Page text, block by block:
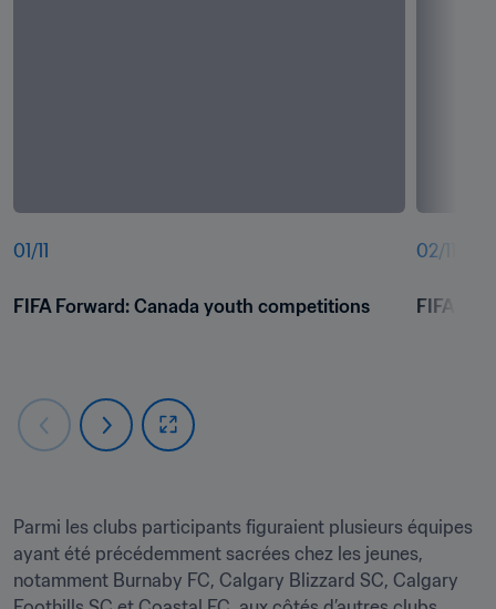
01 /11
FIFA Forward: Canada youth competitions
02/11
FIFA
Parmi les clubs participants figuraient plusieurs équipes
ayant été précédemment sacrées chez les jeunes,
notamment Burnaby FC, Calgary Blizzard SC, Calgary